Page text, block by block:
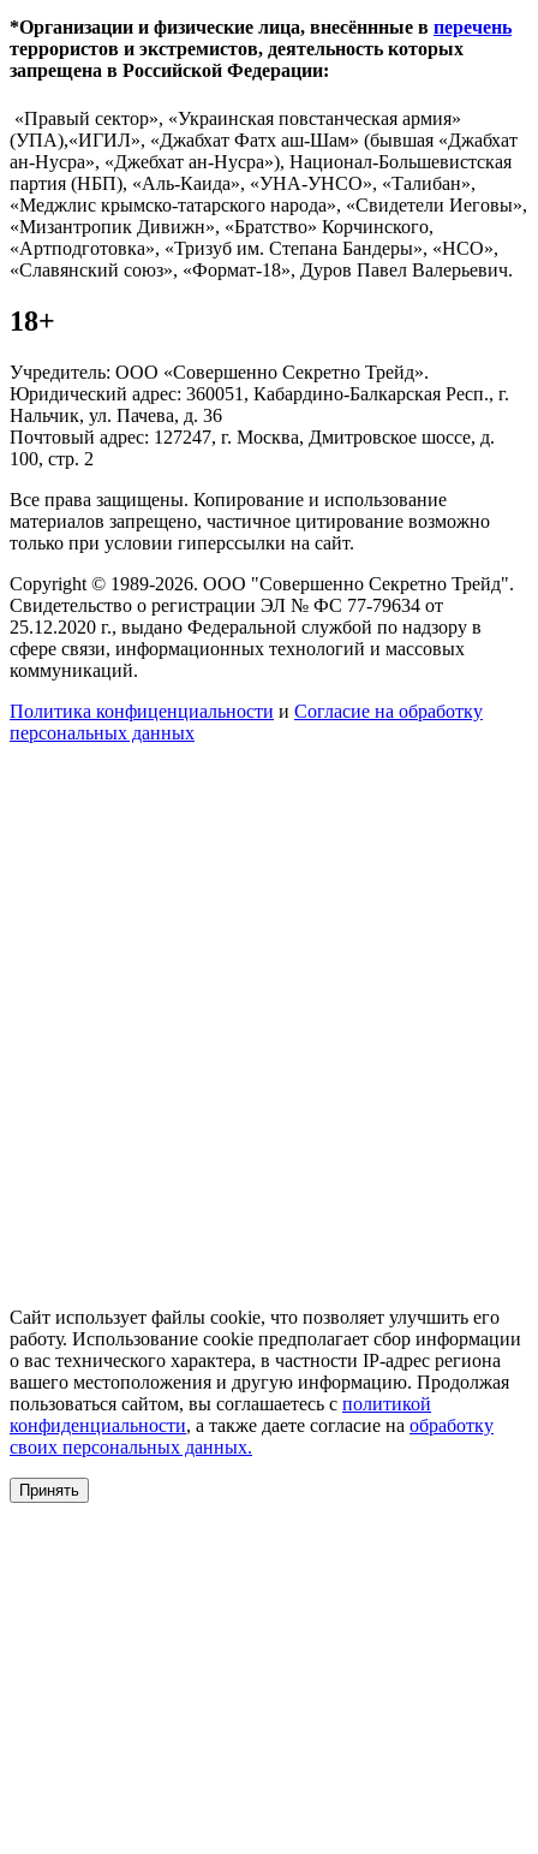
*Организации и физические лица, внесённные в перечень
террористов и экстремистов, деятельность которых
запрещена в Российской Федерации:
«Правый сектор», «Украинская повстанческая армия»
(УПА),«ИГИЛ», «Джабхат Фатх аш-Шам» (бывшая «Джабхат
ан-Нусра», «Джебхат ан-Нусра»), Национал-Большевистская
партия (НБП), «Аль-Каида», «УНА-УНСО», «Талибан»,
«Меджлис крымско-татарского народа», «Свидетели Иеговы»,
«Мизантропик Дивижн», «Братство» Корчинского,
«Артподготовка», «Тризуб им. Степана Бандеры», «НСО»,
«Славянский союз», «Формат-18», Дуров Павел Валерьевич.
18+
Учредитель: ООО «Совершенно Секретно Трейд».
Юридический адрес: 360051, Кабардино-Балкарская Респ., г.
Нальчик, ул. Пачева, д. 36
Почтовый адрес: 127247, г. Москва, Дмитровское шоссе, д.
100, стр. 2
Все права защищены. Копирование и использование
материалов запрещено, частичное цитирование возможно
только при условии гиперссылки на сайт.
Copyright © 1989-2026. ООО "Совершенно Секретно Трейд".
Свидетельство о регистрации ЭЛ № ФС 77-79634 от
25.12.2020 г., выдано Федеральной службой по надзору в
сфере связи, информационных технологий и массовых
коммуникаций.
Политика конфиценциальности и Согласие на обработку
персональных данных
Сайт использует файлы cookie, что позволяет улучшить его
работу. Использование cookie предполагает сбор информации
о вас технического характера, в частности IP-адрес региона
вашего местоположения и другую информацию. Продолжая
пользоваться сайтом, вы соглашаетесь с политикой
конфиденциальности, а также даете согласие на обработку
своих персональных данных.
Принять